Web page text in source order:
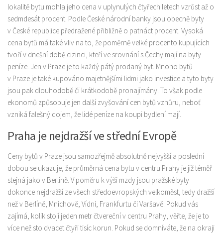
lokalitě bytu mohla jeho cena v uplynulých čtyřech letech vzrůst až o
sedmdesát procent. Podle České národní banky jsou obecně byty
v České republice předražené přibližně o patnáct procent. Vysoká
cena bytů má také vliv na to, že poměrně velké procento kupujících
tvoří v dnešní době cizinci, kteří ve srovnání s Čechy mají na byty
peníze. Jen v Praze je to každý pátý prodaný byt. Mnoho bytů
v Praze je také kupováno majetnějšími lidmi jako investice a tyto byty
jsou pak dlouhodobě či krátkodobě pronajímány. To však podle
ekonomů způsobuje jen další zvyšování cen bytů vzhůru, neboť
vzniká falešný dojem, že lidé peníze na koupi bydlení mají.
Praha je nejdražší ve střední Evropě
Ceny bytů v Praze jsou samozřejmě absolutně nejvyšší a poslední
dobou se ukazuje, že průměrná cena bytu v centru Prahy je již téměř
stejná jako v Berlíně. V poměru k výši mzdy jsou pražské byty
dokonce nejdražší ze všech středoevropských velkoměst, tedy dražší
než v Berlíně, Mnichově, Vídni, Frankfurtu či Varšavě. Pokud vás
zajímá, kolik stojí jeden metr čtvereční v centru Prahy, věřte, že je to
více než sto dvacet čtyři tisíc korun. Pokud se domníváte, že na okraji